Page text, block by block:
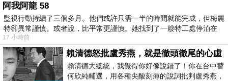
阿我阿龍 58
監視行動持續了三個多月。他們或許只需一半的時間就能完成，但梅麗
特卻異常謹慎。或者說，比平常更謹慎。她找到了一艘特工處停泊在
17 小時前
賴清德怒批盧秀燕，就是徹頭徹尾的心虛
賴清德大總統，我覺得你好像說錯了！你在台中替
何欣純輔選，用各種尖酸刻薄的說詞批判盧秀燕，